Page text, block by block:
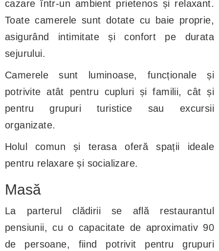
cazare într-un ambient prietenos și relaxant.
Toate camerele sunt dotate cu baie proprie,
asigurând intimitate și confort pe durata
sejurului.
Camerele sunt luminoase, funcționale și
potrivite atât pentru cupluri și familii, cât și
pentru grupuri turistice sau excursii
organizate.
Holul comun și terasa oferă spații ideale
pentru relaxare și socializare.
Masă
La parterul clădirii se află restaurantul
pensiunii, cu o capacitate de aproximativ 90
de persoane, fiind potrivit pentru grupuri